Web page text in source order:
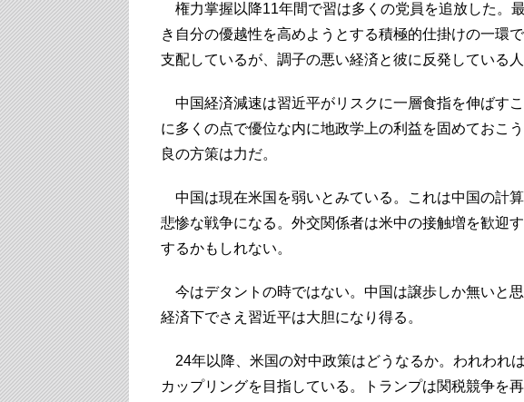
権力掌握以降11年間で習は多くの党員を追放した。
き自分の優越性を高めようとする積極的仕掛けの一環
支配しているが、調子の悪い経済と彼に反発している
中国経済減速は習近平がリスクに一層食指を伸ばす
に多くの点で優位な内に地政学上の利益を固めておこ
良の方策は力だ。
中国は現在米国を弱いとみている。これは中国の計
悲惨な戦争になる。外交関係者は米中の接触増を歓迎
するかもしれない。
今はデタントの時ではない。中国は譲歩しか無いと
経済下でさえ習近平は大胆になり得る。
24年以降、米国の対中政策はどうなるか。われわれ
カップリングを目指している。トランプは関税競争を